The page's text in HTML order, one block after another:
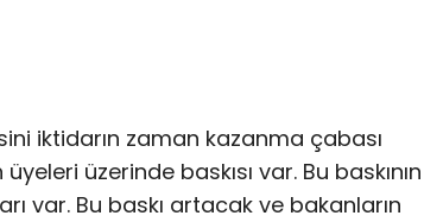
iktidarın zaman kazanma çabası
üzerinde baskısı var. Bu baskının
var. Bu baskı artacak ve bakanların